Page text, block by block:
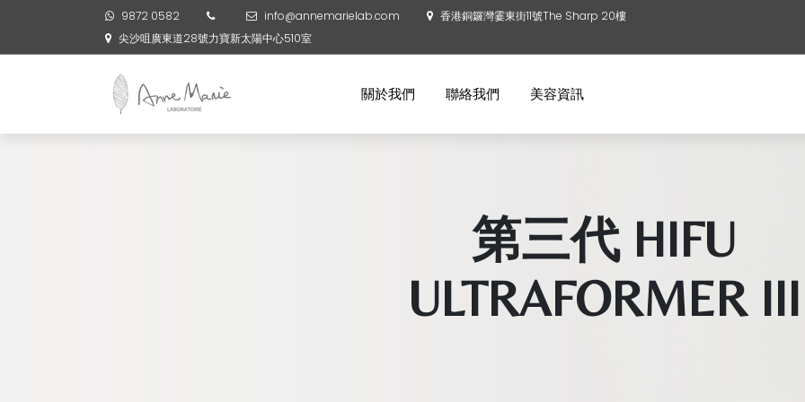
9872 0582 info@annemarielab.com
香港銅鑼灣霎東街11號The Sharp 20樓
尖沙咀廣東道28號力寶新太陽中心510室
關於我們 聯絡我們 美容資訊
第三代 HIFU
ULTRAFORMER III